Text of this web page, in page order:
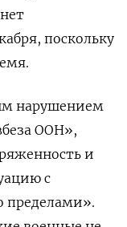
поскольку
нарушением
ООН»,
и
с
пределами».